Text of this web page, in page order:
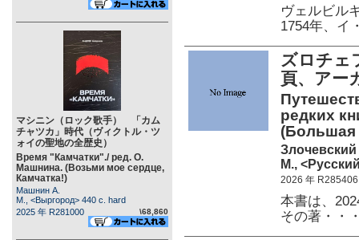
マシニン（ロック歌手） 「カム
チャツカ」時代（ヴィクトル・ツ
ォイの聖地の全歴史）
Время "Камчатки"./ ред. О.
Машнина. (Возьми мое сердце,
Камчатка!)
Машнин А.
М., <Выргород> 440 c. hard
2025 年 R281000
\68,860
ヴェルビル
1754年、イ
ズロチ
頁、アー
редких
(Большая
Злочевский
М.,
2026 年 R285406
本書は、
その著・・